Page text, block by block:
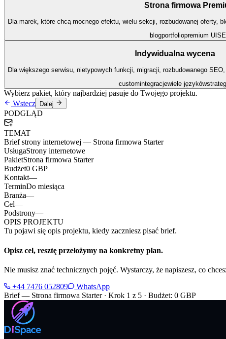
Strona firmowa
Dla marek, które chcą mocnego efektu, wielu sekcji, rozbudowanej oferty,
blogportfoliopremium UI
Indywidualna wycena
Dla większego serwisu, nietypowych funkcji, migracji, rozbudowanego
customintegracjewiele języków
Wybierz pakiet, który najbardziej pasuje do Twojego projektu.
Wstecz
Dalej
PODGLĄD
TEMAT
Brief strony internetowej — Strona firmowa Starter
UsługaStrony internetowe
PakietStrona firmowa Starter
Budżet0 GBP
Kontakt—
TerminDo miesiąca
Branża—
Cel—
Podstrony—
OPIS PROJEKTU
Tu pojawi się opis projektu, kiedy zaczniesz pisać brief.
Opisz cel, resztę przełożymy na konkretny plan.
Nie musisz znać technicznych pojęć. Wystarczy, że napiszesz, co
+44 7476 052809
WhatsApp
Brief — Strona firmowa Starter · Krok 1 z 5 · Budżet: 0 GBP